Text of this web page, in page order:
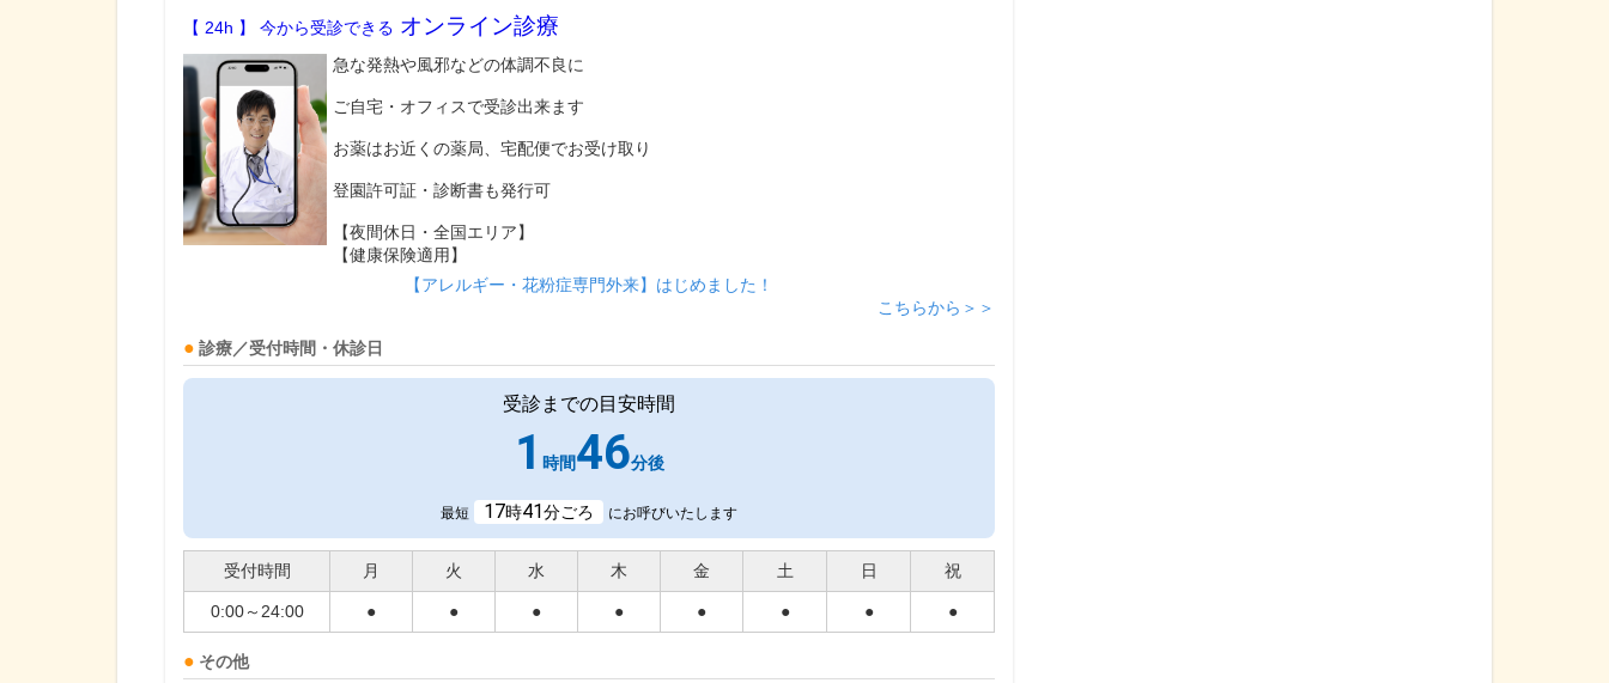
【 24h 】 今から受診できる オンライン診療
急な発熱や風邪などの体調不良に
ご自宅・オフィスで受診出来ます
お薬はお近くの薬局、宅配便でお受け取り
登園許可証・診断書も発行可
【夜間休日・全国エリア】
【健康保険適用】
【アレルギー・花粉症専門外来】はじめました！
こちらから＞＞
診療／受付時間・休診日
受診までの目安時間
1 時間46分後
最短 17時41分ごろ にお呼びいたします
受付時間 月 火 水 木 金 土 日 祝
0:00～24:00 ● ● ● ● ● ● ● ●
その他